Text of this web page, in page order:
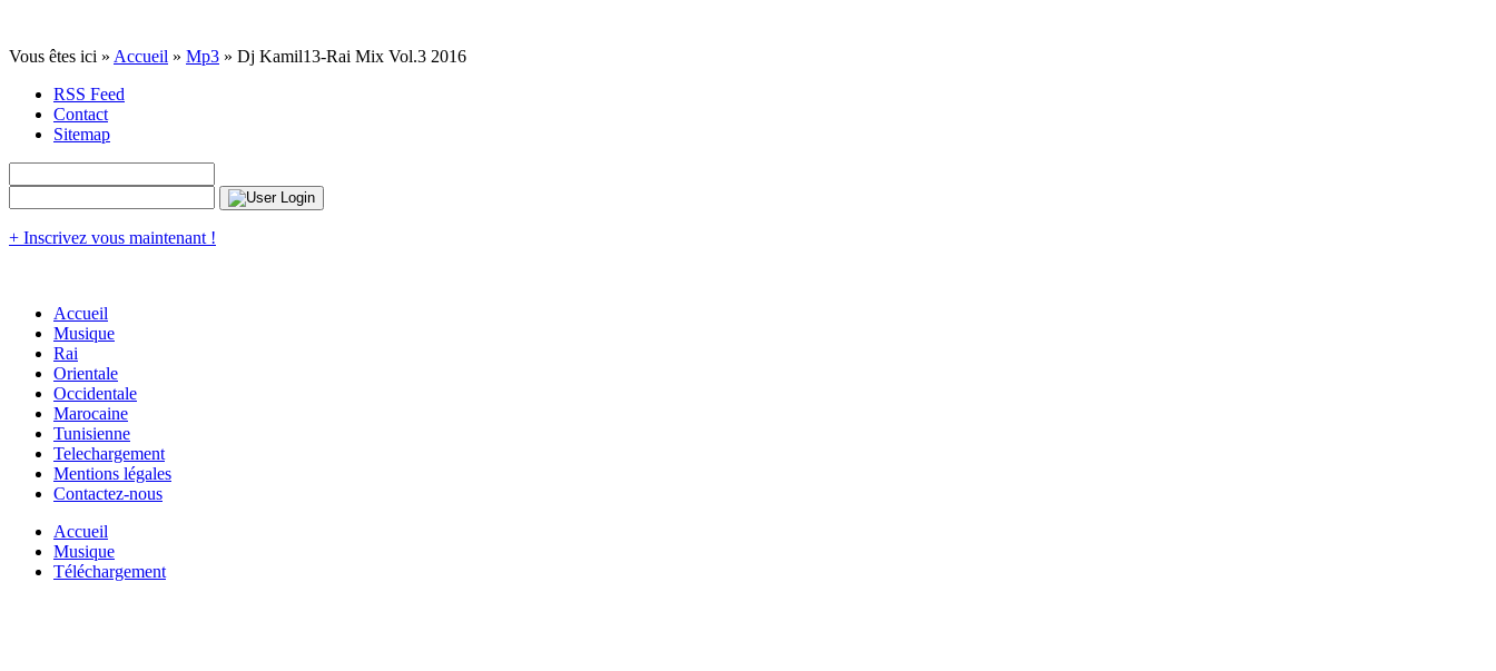
Vous êtes ici » Accueil » Mp3 » Dj Kamil13-Rai Mix Vol.3 2016
RSS Feed
Contact
Sitemap
+ Inscrivez vous maintenant !
Accueil
Musique
Rai
Orientale
Occidentale
Marocaine
Tunisienne
Telechargement
Mentions légales
Contactez-nous
Accueil
Musique
Téléchargement